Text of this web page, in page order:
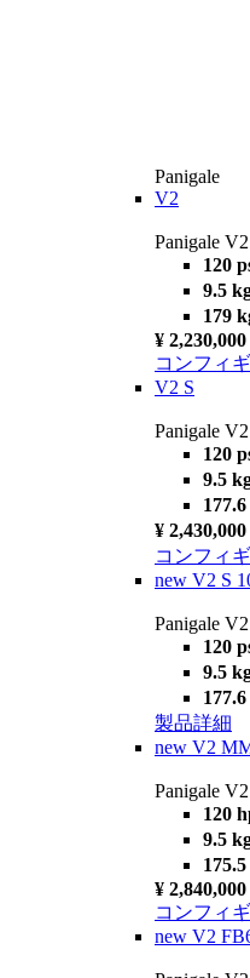
Panigale
V2
Panigale V2
120
9.5
179
¥ 2,230,000
コンフィ
V2 S
Panigale
120
9.5
¥ 2,430,000
コンフィ
new V2 S
Panigale
120
9.5
製品詳細
new V2
Panigale
120
9.5
¥ 2,840,000
コンフィ
new V2